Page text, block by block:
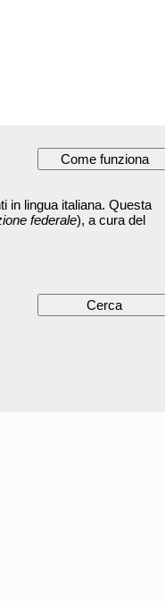
in lingua italiana. Questa
federale), a cura del